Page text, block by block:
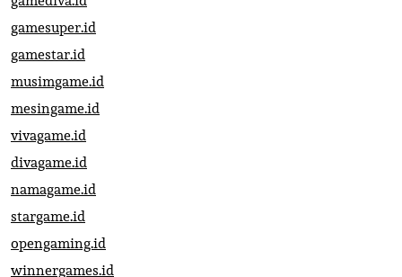
gamesuper.id
gamestar.id
musimgame.id
mesingame.id
vivagame.id
divagame.id
namagame.id
stargame.id
opengaming.id
winnergames.id